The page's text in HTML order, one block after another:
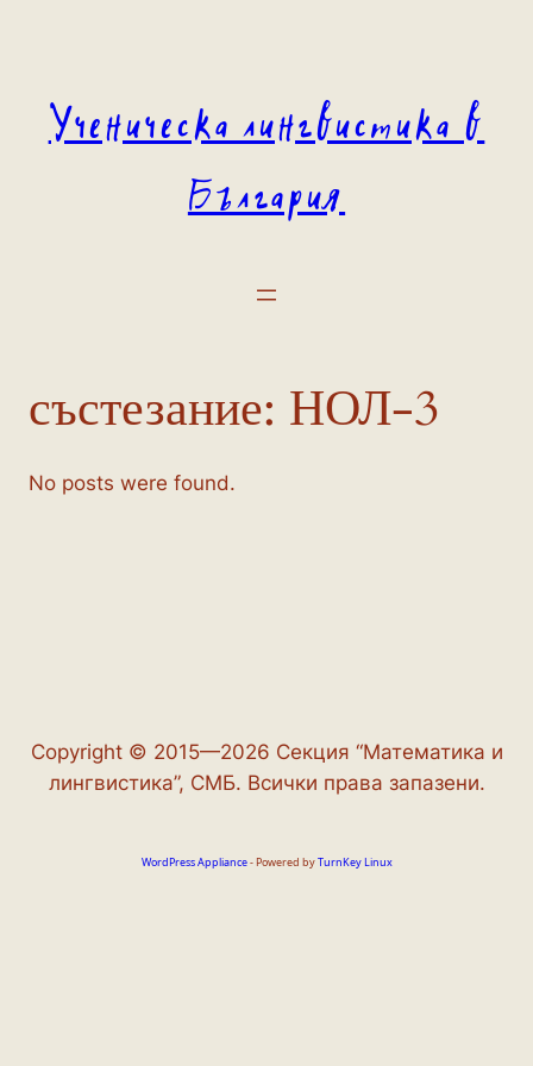
Ученическа лингвистика в
България
състезание: НОЛ-3
No posts were found.
Copyright © 2015—2026 Секция “Математика и
лингвистика”, СМБ. Всички права запазени.
WordPress Appliance- Powered byTurnKey Linux